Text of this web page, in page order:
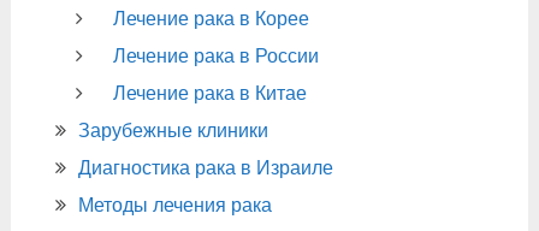
Лечение рака в Корее
Лечение рака в России
Лечение рака в Китае
Зарубежные клиники
Диагностика рака в Израиле
Методы лечения рака